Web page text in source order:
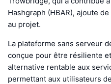
Hashgraph (HBAR), ajoute
au projet.
La plateforme sans serveur
conçue pour être résiliente
alternative rentable aux
permettant aux utilisateurs